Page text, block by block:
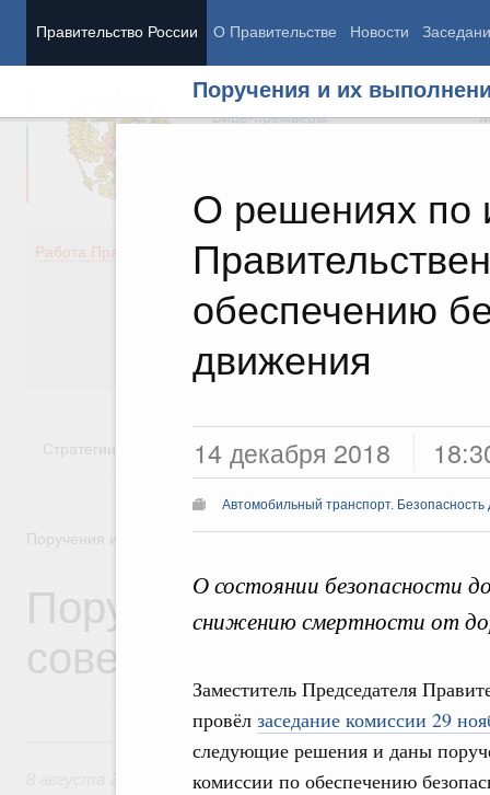
Правительство России О Правительстве Новости
Поручения и их
О решениях по
обеспечению
движения
14 декабря 2018
Автомобильный транспорт.
О состоянии безопасности
снижению смертности от
Заместитель Председателя
провёл заседание комиссии 29
следующие решения и даны
комиссии по обеспечению
Председатель Правительства
Вице-премьеры
Работа Правительства
Демография
Здоровье
Культура
Государство
Стратегии Государственные программы
Поручения и их выполнение
Поручения
совещаний,
8 августа, суббота
Отрасль информационных технологий